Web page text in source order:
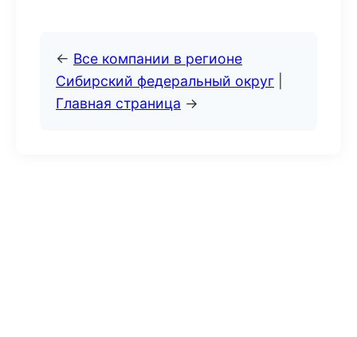
← Все компании в регионе
Сибирский федеральный округ
Главная страница →